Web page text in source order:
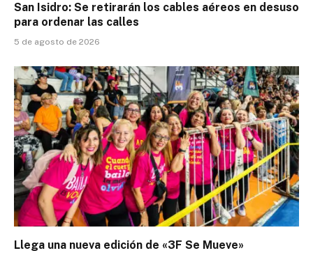
San Isidro: Se retirarán los cables aéreos en desuso
para ordenar las calles
5 de agosto de 2026
Llega una nueva edición de «3F Se Mueve»